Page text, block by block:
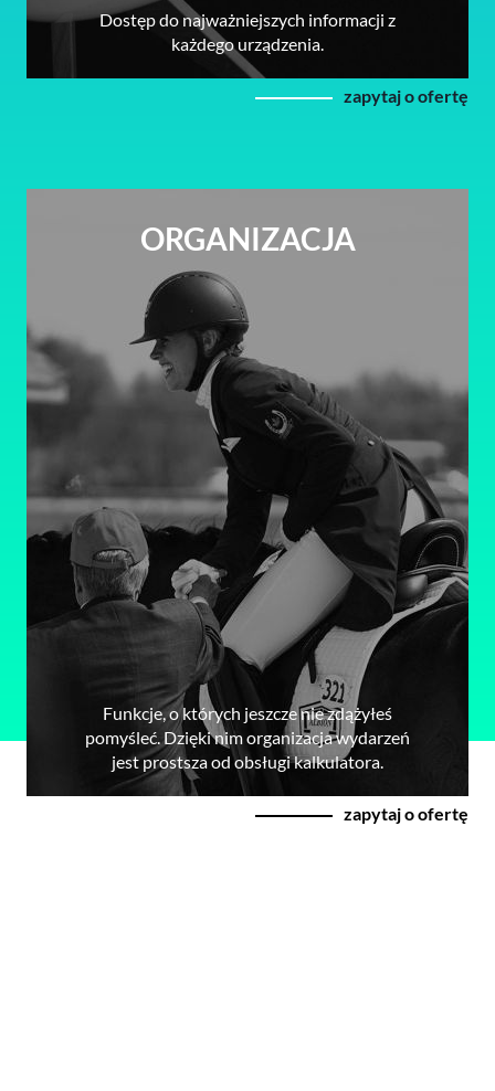
Dostęp do najważniejszych informacji z
każdego urządzenia.
zapytaj o ofertę
ORGANIZACJA
Funkcje, o których jeszcze nie zdążyłeś
pomyśleć. Dzięki nim organizacja wydarzeń
jest prostsza od obsługi kalkulatora.
zapytaj o ofertę